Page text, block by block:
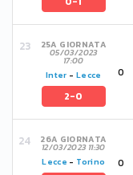
25A GIORNATA
05/03/2023
17:00
Inter - Lecce
2-0
0
26A GIORNATA
12/03/2023 11:30
Lecce - Torino 0